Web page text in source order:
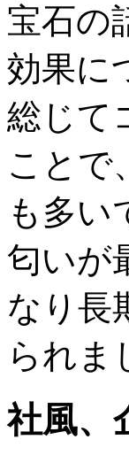
宝石の
効果に
総じて
ことで
も多い
匂いが
なり長
られま
社風、